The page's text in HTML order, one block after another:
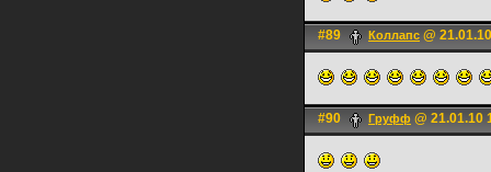
#89 Коллапс @
#90 Груфф @ 21.01.10